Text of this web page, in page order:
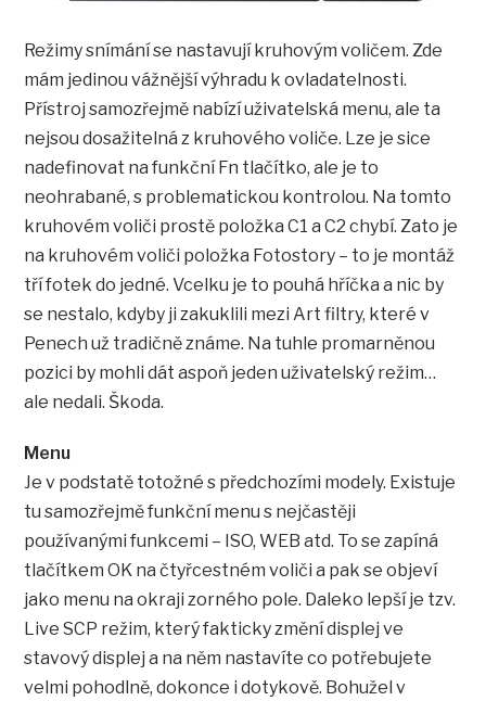
Režimy snímání se nastavují kruhovým voličem. Zde
mám jedinou vážnější výhradu k ovladatelnosti.
Přístroj samozřejmě nabízí uživatelská menu, ale ta
nejsou dosažitelná z kruhového voliče. Lze je sice
nadefinovat na funkční Fn tlačítko, ale je to
neohrabané, s problematickou kontrolou. Na tomto
kruhovém voliči prostě položka C1 a C2 chybí. Zato je
na kruhovém voliči položka Fotostory – to je montáž
tří fotek do jedné. Vcelku je to pouhá hříčka a nic by
se nestalo, kdyby ji zakuklili mezi Art filtry, které v
Penech už tradičně známe. Na tuhle promarněnou
pozici by mohli dát aspoň jeden uživatelský režim…
ale nedali. Škoda.
Menu
Je v podstatě totožné s předchozími modely. Existuje
tu samozřejmě funkční menu s nejčastěji
používanými funkcemi – ISO, WEB atd. To se zapíná
tlačítkem OK na čtyřcestném voliči a pak se objeví
jako menu na okraji zorného pole. Daleko lepší je tzv.
Live SCP režim, který fakticky změní displej ve
stavový displej a na něm nastavíte co potřebujete
velmi pohodlně, dokonce i dotykově. Bohužel v